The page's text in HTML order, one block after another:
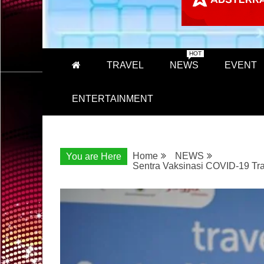
TRAVEL NEWS
HOT
EVENT
ENTERTAINMENT
You are Here Home
NEWS
Sentra Vaksinasi COVID-19